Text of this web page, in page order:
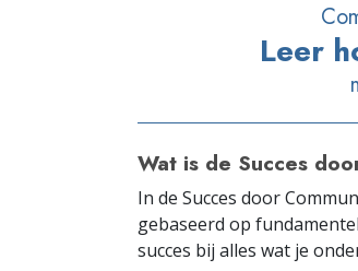
Leer
Wat is de Succes
In de Succes door
gebaseerd op
succes bij alles wat je